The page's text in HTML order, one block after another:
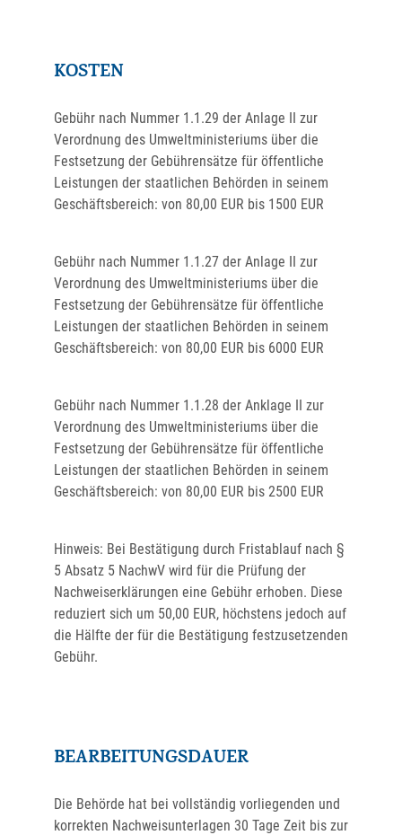
KOSTEN
Gebühr nach Nummer 1.1.29 der Anlage II zur
Verordnung des Umweltministeriums über die
Festsetzung der Gebührensätze für öffentliche
Leistungen der staatlichen Behörden in seinem
Geschäftsbereich: von 80,00 EUR bis 1500 EUR
Gebühr nach Nummer 1.1.27 der Anlage II zur
Verordnung des Umweltministeriums über die
Festsetzung der Gebührensätze für öffentliche
Leistungen der staatlichen Behörden in seinem
Geschäftsbereich: von 80,00 EUR bis 6000 EUR
Gebühr nach Nummer 1.1.28 der Anklage II zur
Verordnung des Umweltministeriums über die
Festsetzung der Gebührensätze für öffentliche
Leistungen der staatlichen Behörden in seinem
Geschäftsbereich: von 80,00 EUR bis 2500 EUR
Hinweis: Bei Bestätigung durch Fristablauf nach §
5 Absatz 5 NachwV wird für die Prüfung der
Nachweiserklärungen eine Gebühr erhoben. Diese
reduziert sich um 50,00 EUR, höchstens jedoch auf
die Hälfte der für die Bestätigung festzusetzenden
Gebühr.
BEARBEITUNGSDAUER
Die Behörde hat bei vollständig vorliegenden und
korrekten Nachweisunterlagen 30 Tage Zeit bis zur